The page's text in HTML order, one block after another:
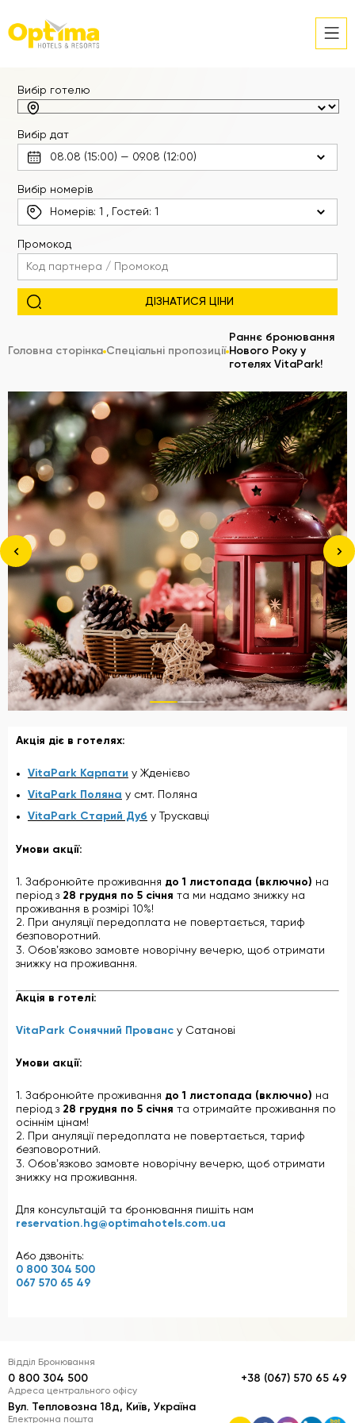
Вибір готелю
Вибір дат
Вибір номерів
Номерів:1 , Гостей: 1
Промокод
Головна сторінка Спеціальні пропозиції
Раннє бронювання
Нового Року у
готелях VitaPark!
Акція діє в готелях:
VitaPark Карпати у Жденієво
VitaPark Поляна у смт. Поляна
VitaPark Старий Дуб у Трускавці
Умови акції:
1. Забронюйте проживання до 1 листопада (включно) на
період з 28 грудня по 5 січня та ми надамо знижку на
проживання в розмірі 10%!
2. При ануляції передоплата не повертається, тариф
безповоротний.
3. Обовʼязково замовте новорічну вечерю, щоб отримати
знижку на проживання.
Акція в готелі:
VitaPark Сонячний Прованс у Сатанові
Умови акції:
1. Забронюйте проживання до 1 листопада (включно) на
період з 28 грудня по 5 січня та отримайте проживання по
осіннім цінам!
2. При ануляції передоплата не повертається, тариф
безповоротний.
3. Обовʼязково замовте новорічну вечерю, щоб отримати
знижку на проживання.
Для консультацій та бронювання пишіть нам
reservation.hg@optimahotels.com.ua
Або дзвоніть:
0 800 304 500
067 570 65 49
Відділ Бронювання
0 800 304 500 +38 (067) 570 65 49
Адреса центрального офісу
Вул. Тепловозна 18д, Київ, Україна
Електронна пошта